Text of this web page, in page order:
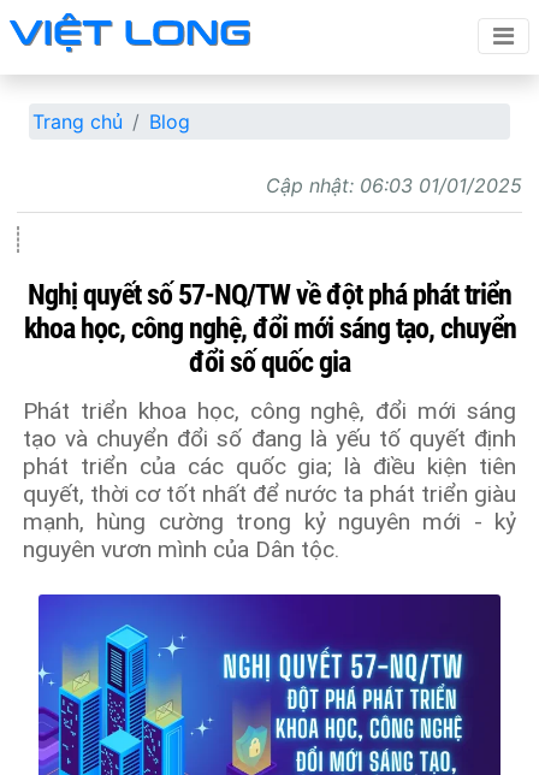
Trang chủ Blog
Cập nhật: 06:03 01/01/2025
Nghị quyết số 57-NQ/TW về đột phá phát triển
khoa học, công nghệ, đổi mới sáng tạo, chuyển
đổi số quốc gia
Phát triển khoa học, công nghệ, đổi mới sáng
tạo và chuyển đổi số đang là yếu tố quyết định
phát triển của các quốc gia; là điều kiện tiên
quyết, thời cơ tốt nhất để nước ta phát triển giàu
mạnh, hùng cường trong kỷ nguyên mới - kỷ
nguyên vươn mình của Dân tộc.